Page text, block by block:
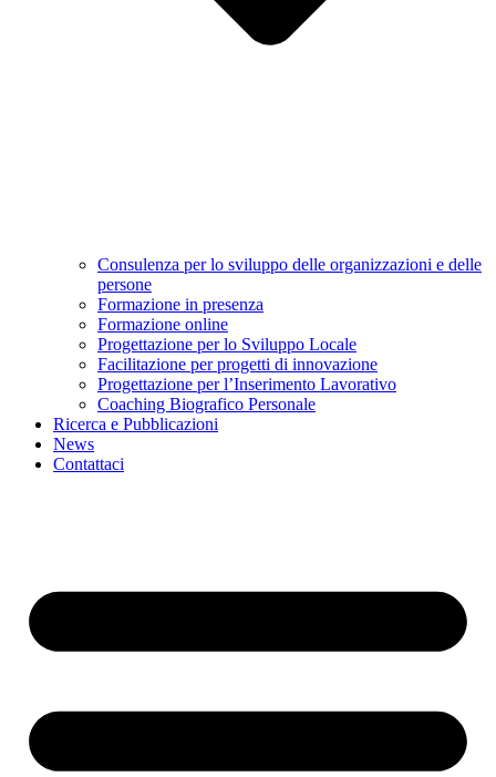
Consulenza per lo sviluppo delle organizzazioni e delle
persone
Formazione in presenza
Formazione online
Progettazione per lo Sviluppo Locale
Facilitazione per progetti di innovazione
Progettazione per l’Inserimento Lavorativo
Coaching Biografico Personale
Ricerca e Pubblicazioni
News
Contattaci